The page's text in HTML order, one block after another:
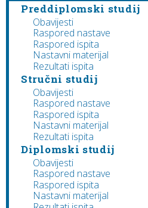
Preddiplomski studij
Obavijesti
Raspored nastave
Raspored ispita
Nastavni materijal
Rezultati ispita
Stručni studij
Obavijesti
Raspored nastave
Raspored ispita
Nastavni materijal
Rezultati ispita
Diplomski studij
Obavijesti
Raspored nastave
Raspored ispita
Nastavni materijal